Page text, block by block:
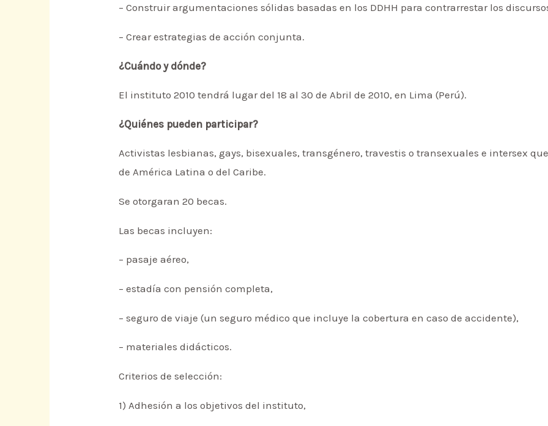
– Construir argumentaciones sólidas basadas en los DDHH para contrarrestar los
– Crear estrategias de acción conjunta.
¿Cuándo y dónde?
El instituto 2010 tendrá lugar del 18 al 30 de Abril de 2010, en Lima (Perú).
¿Quiénes pueden participar?
Activistas lesbianas, gays, bisexuales, transgénero, travestis o transexuales e intersex
de América Latina o del Caribe.
Se otorgaran 20 becas.
Las becas incluyen:
– pasaje aéreo,
– estadía con pensión completa,
– seguro de viaje (un seguro médico que incluye la cobertura en caso de accidente),
– materiales didácticos.
Criterios de selección:
1) Adhesión a los objetivos del instituto,